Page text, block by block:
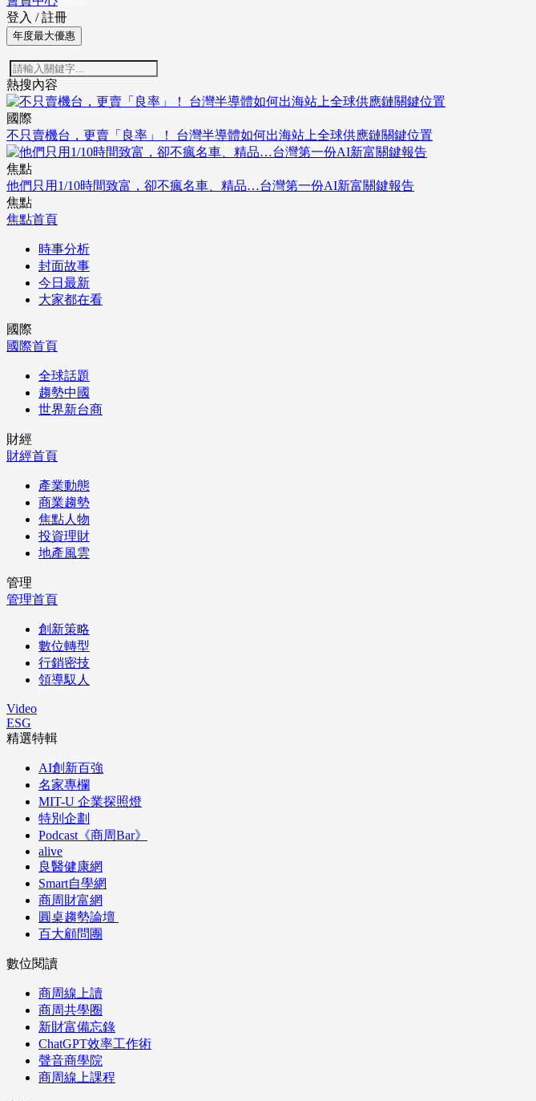
登入 / 註冊
年度最大優惠
熱搜內容
國際
不只賣機台，更賣「良率」！ 台灣半導體如何出海站上全球供應鏈關鍵位置
焦點
他們只用1/10時間致富，卻不瘋名車、精品…台灣第一份AI新富關鍵報告
焦點
焦點首頁
時事分析
封面故事
今日最新
大家都在看
國際
國際首頁
全球話題
趨勢中國
世界新台商
財經
財經首頁
產業動態
商業趨勢
焦點人物
投資理財
地產風雲
管理
管理首頁
創新策略
數位轉型
行銷密技
領導馭人
Video
ESG
精選特輯
AI創新百強
名家專欄
MIT-U 企業探照燈
特別企劃
Podcast《商周Bar》
alive
良醫健康網
Smart自學網
商周財富網
圓桌趨勢論壇
百大顧問團
數位閱讀
商周線上讀
商周共學圈
新財富備忘錄
ChatGPT效率工作術
聲音商學院
商周線上課程